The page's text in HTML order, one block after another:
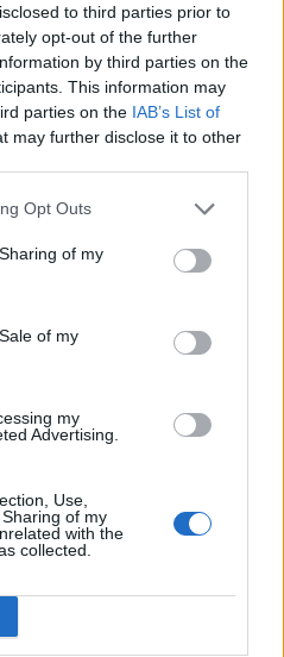
to third parties prior to
opt-out of the further
by third parties on the
This information may
parties on the IAB’s List of
may further disclose it to other
Opt Outs
of my
of my
my
Advertising.
Use,
of my
with the
collected.
– Εντείνεται η
έντονα και τη Θεσσαλονίκη με
από 71 και 39 καταγράφηκαν
περιοχές